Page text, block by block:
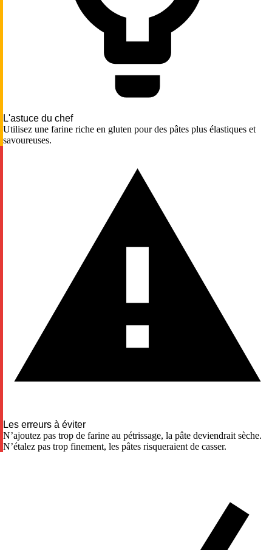
L'astuce du chef
Utilisez une farine riche en gluten pour des pâtes plus élastiques et
savoureuses.
Les erreurs à éviter
N’ajoutez pas trop de farine au pétrissage, la pâte deviendrait sèche.
N’étalez pas trop finement, les pâtes risqueraient de casser.